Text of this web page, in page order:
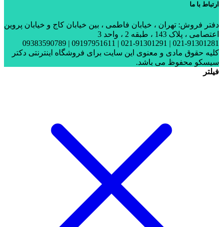
ارتباط با ما
دفتر فروش: تهران ، خیابان فاطمی ، بین خیابان کاج و خیابان پروین
اعتصامی ، پلاک 143 ، طبقه 2 ، واحد 3
021-91301281 | 021-91301291 | 09197951611 | 09383590789
کلیه حقوق مادی و معنوی این سایت برای فروشگاه اینترنتی دکتر
سیسکو محفوظ می باشد.
فیلتر